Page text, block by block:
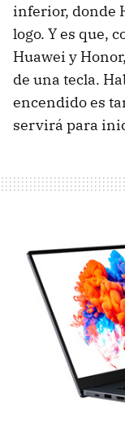
inferior, donde
logo. Y es que,
Huawei y
de una tecla.
encendido es
servirá para